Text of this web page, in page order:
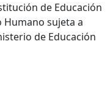
de Educación
Humano sujeta a
de Educación